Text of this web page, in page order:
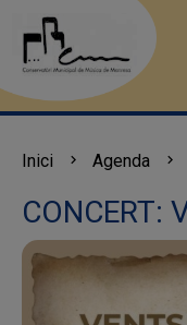
Inici Agenda
CONCERT: